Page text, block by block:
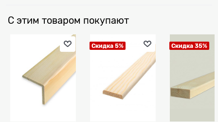
С этим товаром покупают
Скидка 5% Скидка 35%